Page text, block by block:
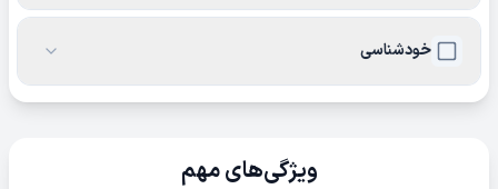
خودشناسی
ویژگی‌های مهم